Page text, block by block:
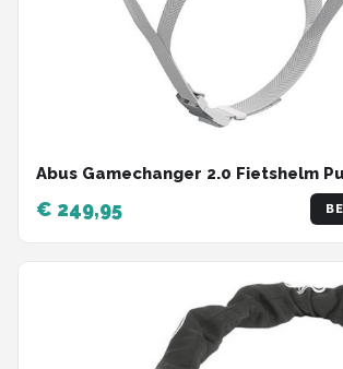
Abus Gamechanger 2.0 Fietshelm
€ 249,95